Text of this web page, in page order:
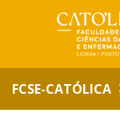
FCSE-CATÓLICA